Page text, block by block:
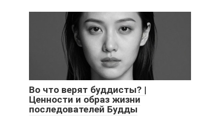
Во что верят буддисты? |
Ценности и образ жизни
последователей Будды